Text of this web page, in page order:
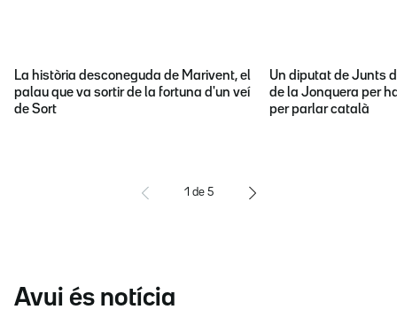
La història desconeguda de Marivent, el
palau que va sortir de la fortuna d'un veí
de Sort
Un diputat de Junts
de la Jonquera per
per parlar català
1 de 5
Avui és notícia